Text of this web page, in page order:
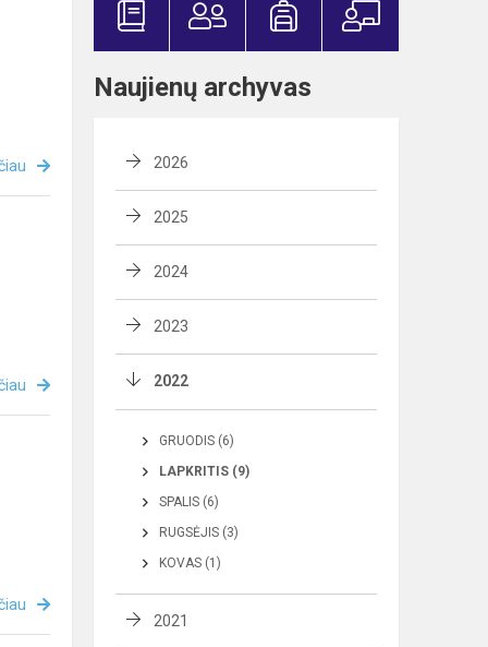
Naujienų archyvas
2026
2025
2024
2023
2022
GRUODIS (6)
LAPKRITIS (9)
SPALIS (6)
RUGSĖJIS (3)
KOVAS (1)
2021